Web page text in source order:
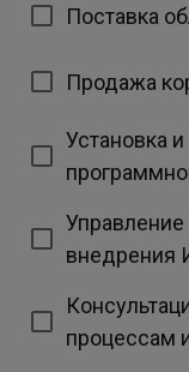
Поставка
Продажа
Установка
внедрения
процессам